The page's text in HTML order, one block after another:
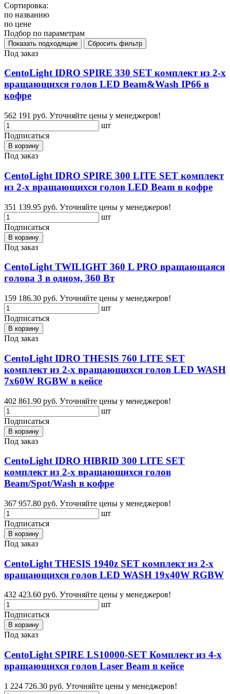
Сортировка:
по названию
по цене
Подбор по параметрам
Под заказ
CentoLight IDRO SPIRE 330 SET комплект из 2-х
вращающихся голов LED Beam&Wash IP66 в
кофре
562 191 руб. Уточняйте цены у менеджеров!
шт
Подписаться
В корзину
Под заказ
CentoLight IDRO SPIRE 300 LITE SET комплект
из 2-х вращающихся голов LED Beam в кофре
351 139.95 руб. Уточняйте цены у менеджеров!
шт
Подписаться
В корзину
Под заказ
CentoLight TWILIGHT 360 L PRO вращающаяся
голова 3 в одном, 360 Вт
159 186.30 руб. Уточняйте цены у менеджеров!
шт
Подписаться
В корзину
Под заказ
CentoLight IDRO THESIS 760 LITE SET
комплект из 2-х вращающихся голов LED WASH
7x60W RGBW в кейсе
402 861.90 руб. Уточняйте цены у менеджеров!
шт
Подписаться
В корзину
Под заказ
CentoLight IDRO HIBRID 300 LITE SET
комплект из 2-х вращающихся голов
Beam/Spot/Wash в кофре
367 957.80 руб. Уточняйте цены у менеджеров!
шт
Подписаться
В корзину
Под заказ
CentoLight THESIS 1940z SET комплект из 2-х
вращающихся голов LED WASH 19x40W RGBW
432 423.60 руб. Уточняйте цены у менеджеров!
шт
Подписаться
В корзину
Под заказ
CentoLight SPIRE LS10000-SET Комплект из 4-х
вращающихся голов Laser Beam в кейсе
1 224 726.30 руб. Уточняйте цены у менеджеров!